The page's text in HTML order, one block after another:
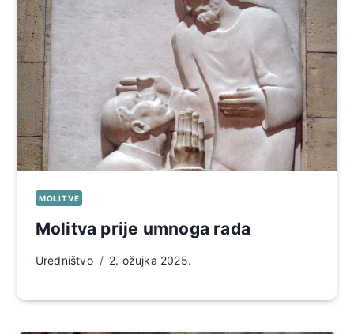
MOLITVE
Molitva prije umnoga rada
Uredništvo 2. ožujka 2025.